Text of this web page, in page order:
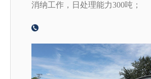
消纳工作，日处理能力300吨；